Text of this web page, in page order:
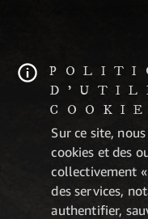
Sur ce site,
cookies et des
collectivement
des services,
authentifier,